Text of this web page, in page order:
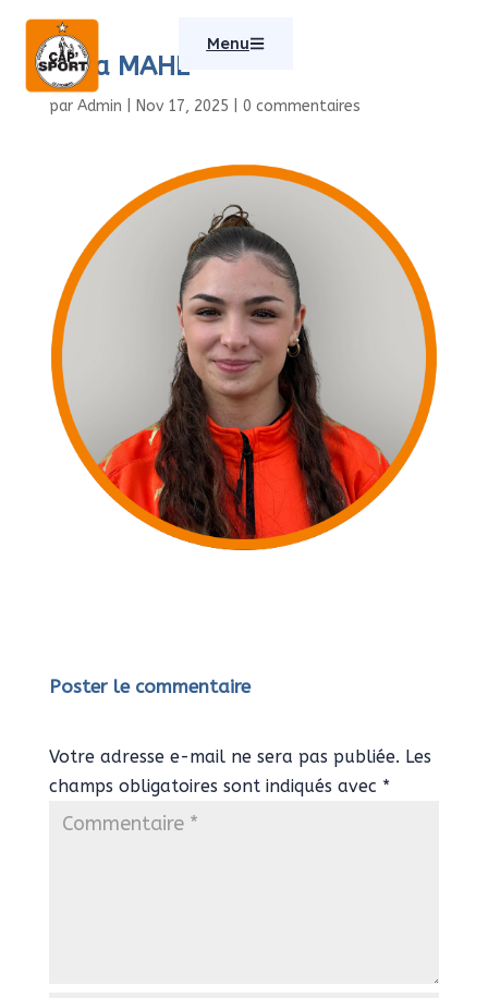
Menu
Maïa MAHE
par Admin Nov 17, 2025 0 commentaires
Poster le commentaire
Votre adresse e-mail ne sera pas publiée. Les
champs obligatoires sont indiqués avec *